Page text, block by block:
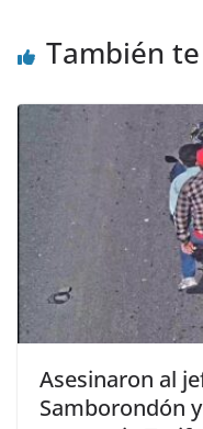
También
Asesinaron al
Samborondón